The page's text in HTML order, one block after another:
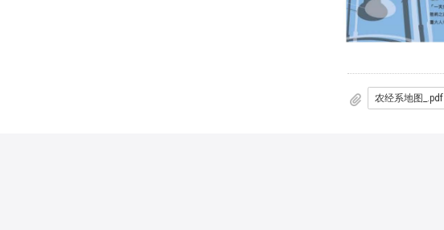
农经系地图_.pdf